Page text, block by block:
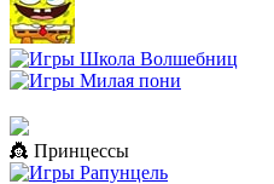
👸 Принцессы